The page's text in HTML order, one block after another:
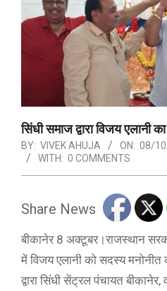
सिंधी समाज द्वारा विजय एलानी
BY: VIVEK AHUJA ON: 08/
WITH: 0 COMMENTS
Share News
बीकानेर 8 अक्टूबर।राजस्थान
में विजय एलानी को सदस्य
द्वारा सिंधी सेंट्रल पंचायत